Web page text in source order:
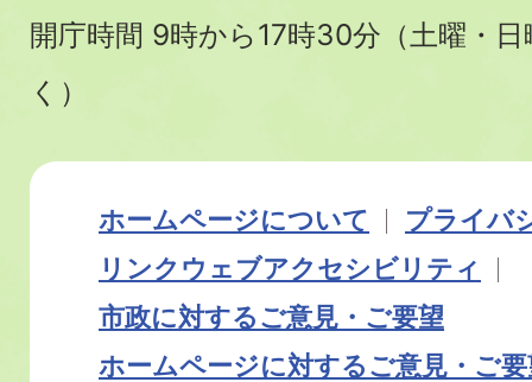
開庁時間 9時から17時30分（土曜・
く）
ホームページについて
プライバ
リンク ウェブアクセシビリティ
市政に対するご意見・ご要望
ホームページに対するご意見・ご